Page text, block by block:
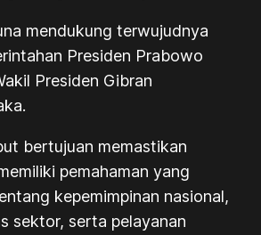
mendukung terwujudnya
Presiden Prabowo
Presiden Gibran
bertujuan memastikan
pemahaman yang
kepemimpinan nasional,
sektor, serta pelayanan